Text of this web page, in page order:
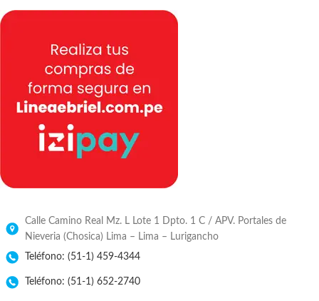
Calle Camino Real Mz. L Lote 1 Dpto. 1 C / APV. Portales de
Nieveria (Chosica) Lima – Lima – Lurigancho
Teléfono: (51-1) 459-4344
Teléfono: (51-1) 652-2740